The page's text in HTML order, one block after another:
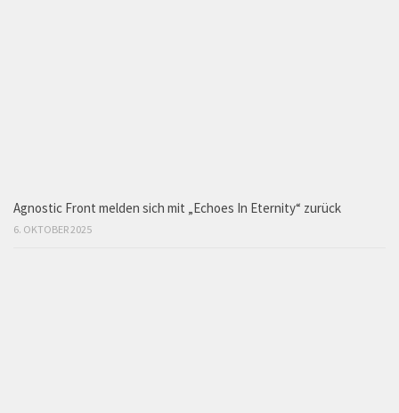
Agnostic Front melden sich mit „Echoes In Eternity“ zurück
6. OKTOBER 2025